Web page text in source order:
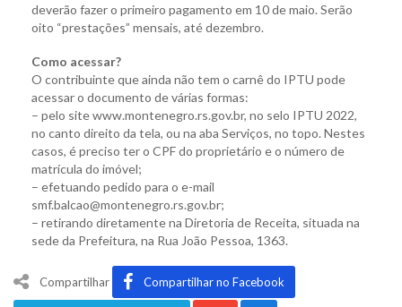
deverão fazer o primeiro pagamento em 10 de maio. Serão
oito “prestações” mensais, até dezembro.
Como acessar?
O contribuinte que ainda não tem o carnê do IPTU pode
acessar o documento de várias formas:
– pelo site www.montenegro.rs.gov.br, no selo IPTU 2022,
no canto direito da tela, ou na aba Serviços, no topo. Nestes
casos, é preciso ter o CPF do proprietário e o número de
matrícula do imóvel;
– efetuando pedido para o e-mail
smf.balcao@montenegro.rs.gov.br;
– retirando diretamente na Diretoria de Receita, situada na
sede da Prefeitura, na Rua João Pessoa, 1363.
Compartilhar Compartilhar no Facebook